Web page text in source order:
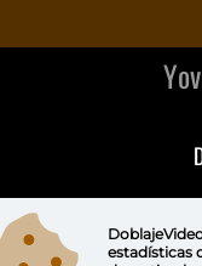
estadísticas